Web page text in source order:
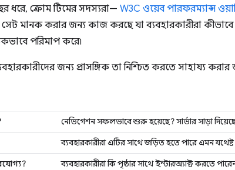
ধরে, ক্রোম টিমের সদস্যরা— W3C ওয়েব পারফরম্যান্স
সেট মানক করার জন্য কাজ করছে যা ব্যবহারকারীরা
পরিমাপ করে৷
জন্য প্রাসঙ্গিক তা নিশ্চিত করতে সাহায্য
নেভিগেশন সফলভাবে শুরু হয়েছে? সার্ভার সাড়া
ব্যবহারকারীরা এটির সাথে জড়িত হতে পারে এমন যথেষ্ট
ব্যবহারকারীরা কি পৃষ্ঠার সাথে ইন্টারঅ্যাক্ট করতে